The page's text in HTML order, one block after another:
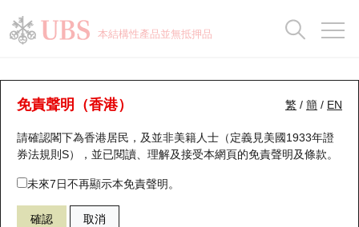
本結構性產品並無抵押品
繁 / 簡 / EN
免責聲明（香港）
請確認閣下為香港居民，及並非美籍人士（定義見美國1933年證
券法規則S），並已閱讀、理解及接受本網頁的免責聲明及條款。
未來7日不再顯示本免責聲明。
確認 取消
牛熊證分析儀
表現 街貨統計 比較
50205 瑞銀牛證 HSI 恒生指數
瑞銀認股證一覽
新發行瑞銀認股證
即將到期認股證
認股證到期結算價查詢
街貨統計
比較
牛熊全景快搜
牛熊證搜尋
牛熊證街貨分佈圖
正股牛熊證列表
街貨統計
比較
十大升幅/跌幅
十大認股證成交分佈
十天股證佔大市成交
資金流
正股分析儀
二十大活躍股份
恒指成份股
國指成份股
持股比重
顯示所有持股比重
每月輪證大市專題
輪證專欄
講座及教育短片
認股證投資者教育